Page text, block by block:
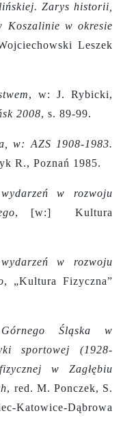
Zarys historii,
Koszalinie w okresie
Leszek
, w: J. Rybicki,
2008, s. 89-99.
w: AZS 1908-1983.
R., Poznań 1985.
w rozwoju
, [w:]
Kultura
w rozwoju
, „Kultura Fizyczna”
Górnego Śląska w
sportowej (1928-
w Zagłębiu
, red. M. Ponczek, S.
Katowice-Dąbrowa